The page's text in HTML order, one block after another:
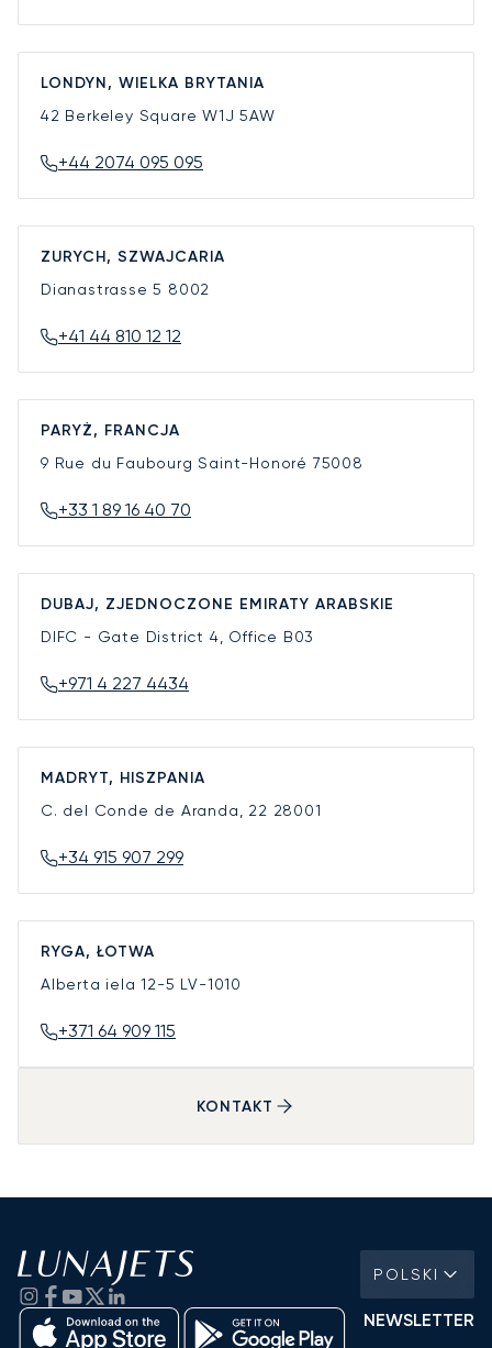
LONDYN, WIELKA BRYTANIA
42 Berkeley SquareW1J 5AW
+44 2074 095 095
ZURYCH, SZWAJCARIA
Dianastrasse 5 8002
+41 44 810 12 12
PARYŻ, FRANCJA
9 Rue du Faubourg Saint-Honoré 75008
+33 1 89 16 40 70
DUBAJ, ZJEDNOCZONE EMIRATY ARABSKIE
DIFC - Gate District 4, Office B03
+971 4 227 4434
MADRYT, HISZPANIA
C. del Conde de Aranda, 22 28001
+34 915 907 299
RYGA, ŁOTWA
Alberta iela 12-5 LV-1010
+371 64 909 115
KONTAKT
POLSKI
NEWSLETTER